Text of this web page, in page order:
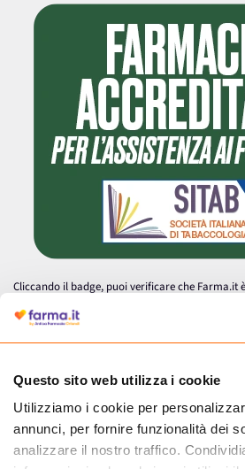
Questo sito web utilizza i cookie
Utilizziamo i cookie per
annunci, per fornire funzionalità dei
analizzare il nostro traffico.
Cliccando il badge, puoi verificare che Farma.it
autorizzata dal Ministero della Salute a
medicinali.